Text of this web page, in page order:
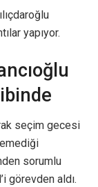
yapıyor.
seçim gecesi
sorumlu
görevden aldı.